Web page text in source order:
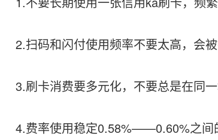
2.扫码和闪付使用频率不要太高，会被
3.刷卡消费要多元化，不要总是在同
4.费率使用稳定0.58%——0.60%之间